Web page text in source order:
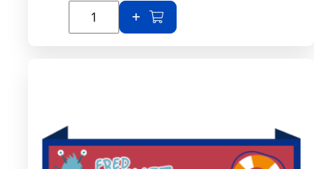
In winkelmand